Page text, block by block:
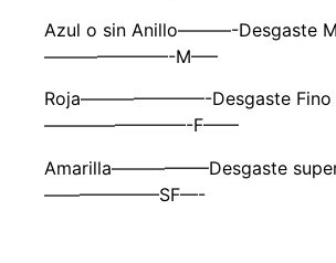
Azul o sin Anillo———-Desgaste
———————-M—–
Roja———————-Desgaste Fino
————————-F——
Amarilla—————–Desgaste
——————–SF—-